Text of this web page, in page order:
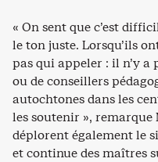
« On sent que c’est
le ton juste. Lorsqu’ils
pas qui appeler : il n’y a
ou de conseillers
autochtones dans les
les soutenir », remarque
déplorent également le
et continue des maîtres